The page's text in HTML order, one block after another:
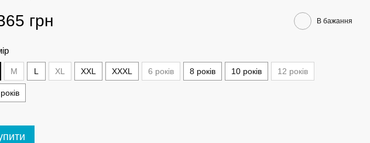
грн В бажання
M L XL XXL XXXL 6 років 8 років 10 років 12 років